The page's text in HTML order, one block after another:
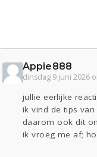
Appie888
dinsdag 9 juni 2026
jullie eerlijke
ik vind de tips
daarom ook dit
ik vroeg me af;